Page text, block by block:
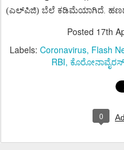
(ಎಲ್ಪಿಜಿ) ಬೆಲೆ ಕಡಿಮೆಯಾಗಿದೆ.
Posted 17th
Labels: Coronavirus Flash
RBI ಕೊರೋನಾವೈರಸ್
0